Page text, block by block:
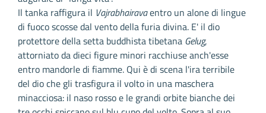
Il tanka raffigura il Vajrabhairavaentro un alone di lingue
di fuoco scosse dal vento della furia divina. E' il dio
protettore della setta buddhista tibetana Gelug,
attorniato da dieci figure minori racchiuse anch'esse
entro mandorle di fiamme. Qui è di scena l'ira terribile
del dio che gli trasfigura il volto in una maschera
minacciosa: il naso rosso e le grandi orbite bianche dei